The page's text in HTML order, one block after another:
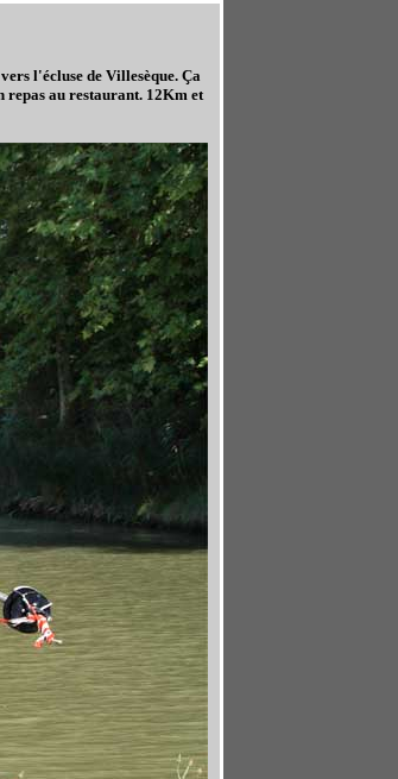
l'écluse de Villesèque. Ça
repas au restaurant. 12Km et